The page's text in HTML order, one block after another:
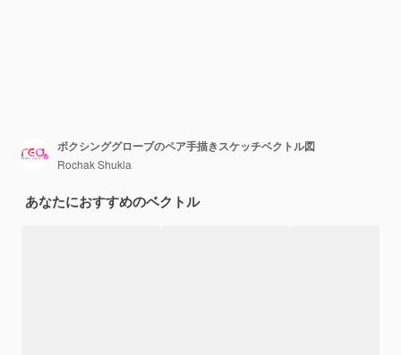
ボクシンググローブのペア手描きスケッチベクトル図
Rochak Shukla
あなたにおすすめのベクトル